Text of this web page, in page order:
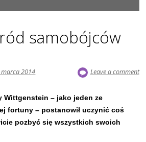
samobójców
marca 2014 Leave a comment
Wittgenstein – jako jeden ze
fortuny – postanowił uczynić coś
pozbyć się wszystkich swoich